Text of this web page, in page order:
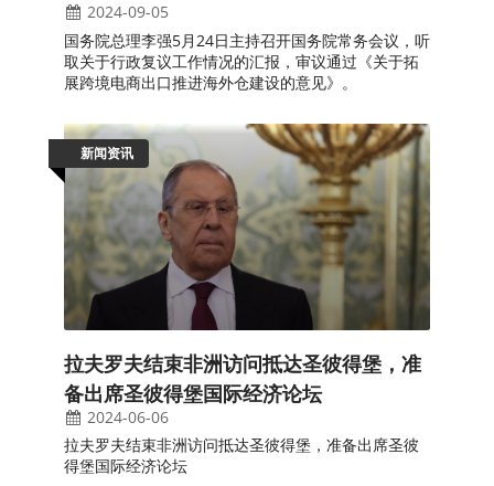
2024-09-05
国务院总理李强5月24日主持召开国务院常务会议，听
取关于行政复议工作情况的汇报，审议通过《关于拓
展跨境电商出口推进海外仓建设的意见》。
新闻资讯
拉夫罗夫结束非洲访问抵达圣彼得堡，准
备出席圣彼得堡国际经济论坛
2024-06-06
拉夫罗夫结束非洲访问抵达圣彼得堡，准备出席圣彼
得堡国际经济论坛